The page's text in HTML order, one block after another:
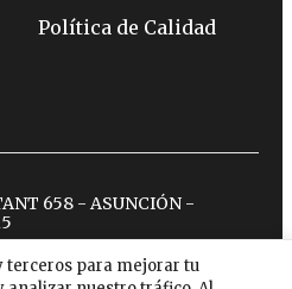
terceros para mejorar tu
Política de Calidad
658 - ASUNCIÓN -